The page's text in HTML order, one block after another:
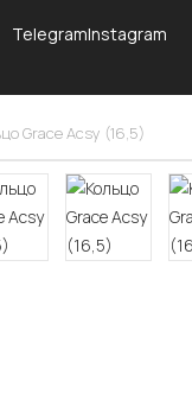
TelegramInstagram
Grace Acsy (16,5)